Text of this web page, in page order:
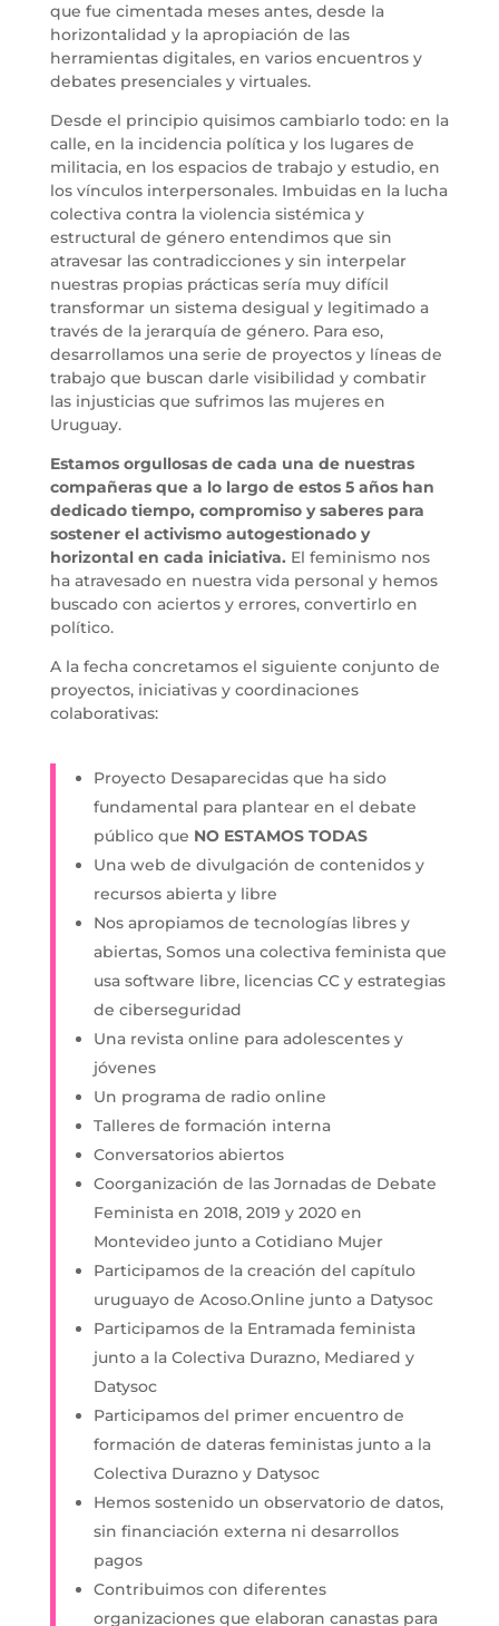
que fue cimentada meses antes, desde la
horizontalidad y la apropiación de las
herramientas digitales, en varios encuentros y
debates presenciales y virtuales.
Desde el principio quisimos cambiarlo todo: en la
calle, en la incidencia política y los lugares de
militacia, en los espacios de trabajo y estudio, en
los vínculos interpersonales. Imbuidas en la lucha
colectiva contra la violencia sistémica y
estructural de género entendimos que sin
atravesar las contradicciones y sin interpelar
nuestras propias prácticas sería muy difícil
transformar un sistema desigual y legitimado a
través de la jerarquía de género. Para eso,
desarrollamos una serie de proyectos y líneas de
trabajo que buscan darle visibilidad y combatir
las injusticias que sufrimos las mujeres en
Uruguay.
Estamos orgullosas de cada una de nuestras
compañeras que a lo largo de estos 5 años han
dedicado tiempo, compromiso y saberes para
sostener el activismo autogestionado y
horizontal en cada iniciativa. El feminismo nos
ha atravesado en nuestra vida personal y hemos
buscado con aciertos y errores, convertirlo en
político.
A la fecha concretamos el siguiente conjunto de
proyectos, iniciativas y coordinaciones
colaborativas:
Proyecto Desaparecidas que ha sido
fundamental para plantear en el debate
público que NO ESTAMOS TODAS
Una web de divulgación de contenidos y
recursos abierta y libre
Nos apropiamos de tecnologías libres y
abiertas, Somos una colectiva feminista que
usa software libre, licencias CC y estrategias
de ciberseguridad
Una revista online para adolescentes y
jóvenes
Un programa de radio online
Talleres de formación interna
Conversatorios abiertos
Coorganización de las Jornadas de Debate
Feminista en 2018, 2019 y 2020 en
Montevideo junto a Cotidiano Mujer
Participamos de la creación del capítulo
uruguayo de Acoso.Online junto a Datysoc
Participamos de la Entramada feminista
junto a la Colectiva Durazno, Mediared y
Datysoc
Participamos del primer encuentro de
formación de dateras feministas junto a la
Colectiva Durazno y Datysoc
Hemos sostenido un observatorio de datos,
sin financiación externa ni desarrollos
pagos
Contribuimos con diferentes
organizaciones que elaboran canastas para